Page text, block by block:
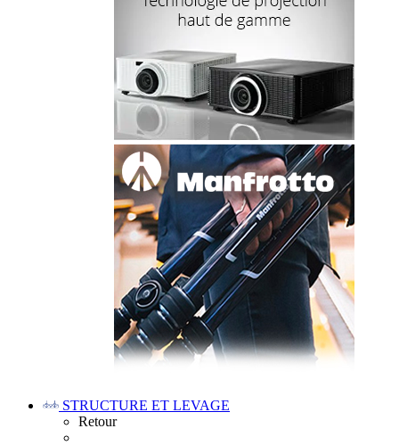
STRUCTURE ET LEVAGE
Retour